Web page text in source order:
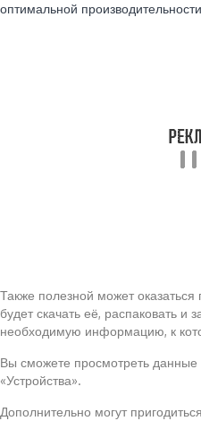
оптимальной
Также полезной может
будет скачать её, распаковать и
необходимую информацию, к
Вы сможете просмотреть
«Устройства».
Дополнительно могут